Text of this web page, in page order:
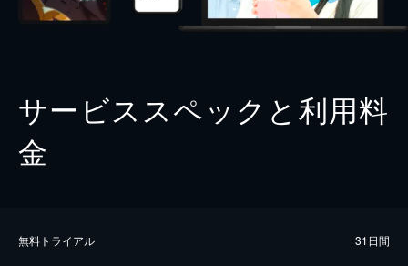
サービススペックと利用料
金
無料トライアル 31日間